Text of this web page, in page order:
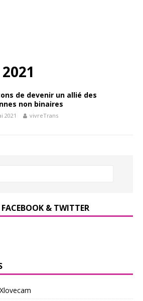
de devenir un allié des
non binaires
2021 vivreTrans
& TWITTER